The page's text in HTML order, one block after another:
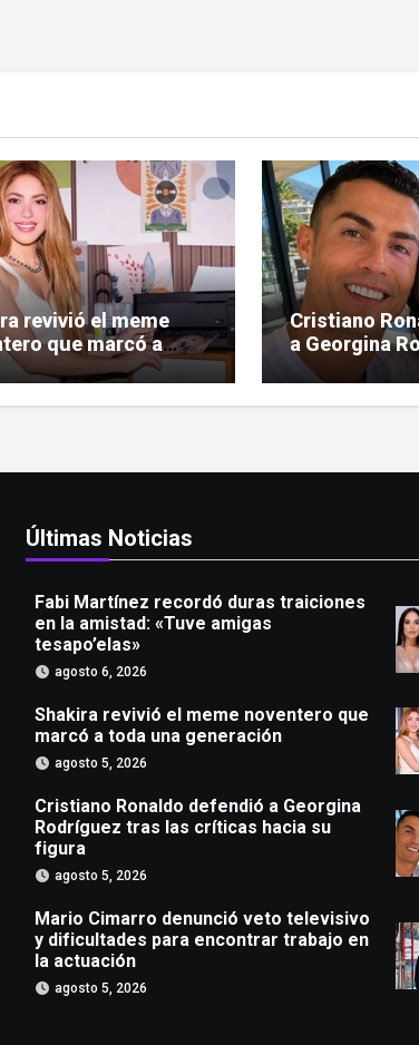
revivió el meme
que marcó a
generación
Cristiano
a Georgina
las críticas
Últimas Noticias
Fabi Martínez recordó duras traiciones
en la amistad: «Tuve amigas
tesapo’elas»
agosto 6, 2026
Shakira revivió el meme noventero que
marcó a toda una generación
agosto 5, 2026
Cristiano Ronaldo defendió a Georgina
Rodríguez tras las críticas hacia su
figura
agosto 5, 2026
Mario Cimarro denunció veto televisivo
y dificultades para encontrar trabajo en
la actuación
agosto 5, 2026